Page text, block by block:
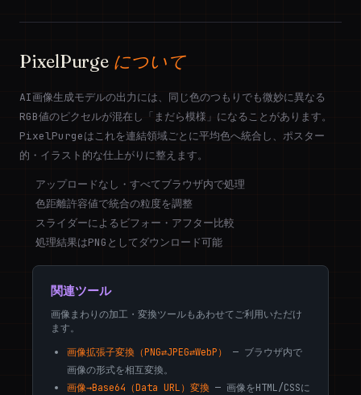
PixelPurge について
AI画像生成モデルの出力には、同じ色のつもりでも微妙に異なる
RGB値のピクセルが混在し「まだら模様」になることがあります。
PixelPurgeはこれを連結領域ごとに平均色へ統合し、ポスター
的・イラスト的な仕上がりに整えます。
アップロードなし・すべてブラウザ内で処理
色距離許容値で統合の粒度を調整
スライダーによるビフォー・アフター比較
処理結果はPNGとしてダウンロード可能
関連ツール
画像まわりの加工・変換ツールもあわせてご利用いただけ
ます。
画像拡張子変換（PNG⇄JPEG⇄WebP）
— ブラウザ内で
画像の形式を相互変換。
画像→Base64（Data URL）変換 — 画像をHTML/CSSに